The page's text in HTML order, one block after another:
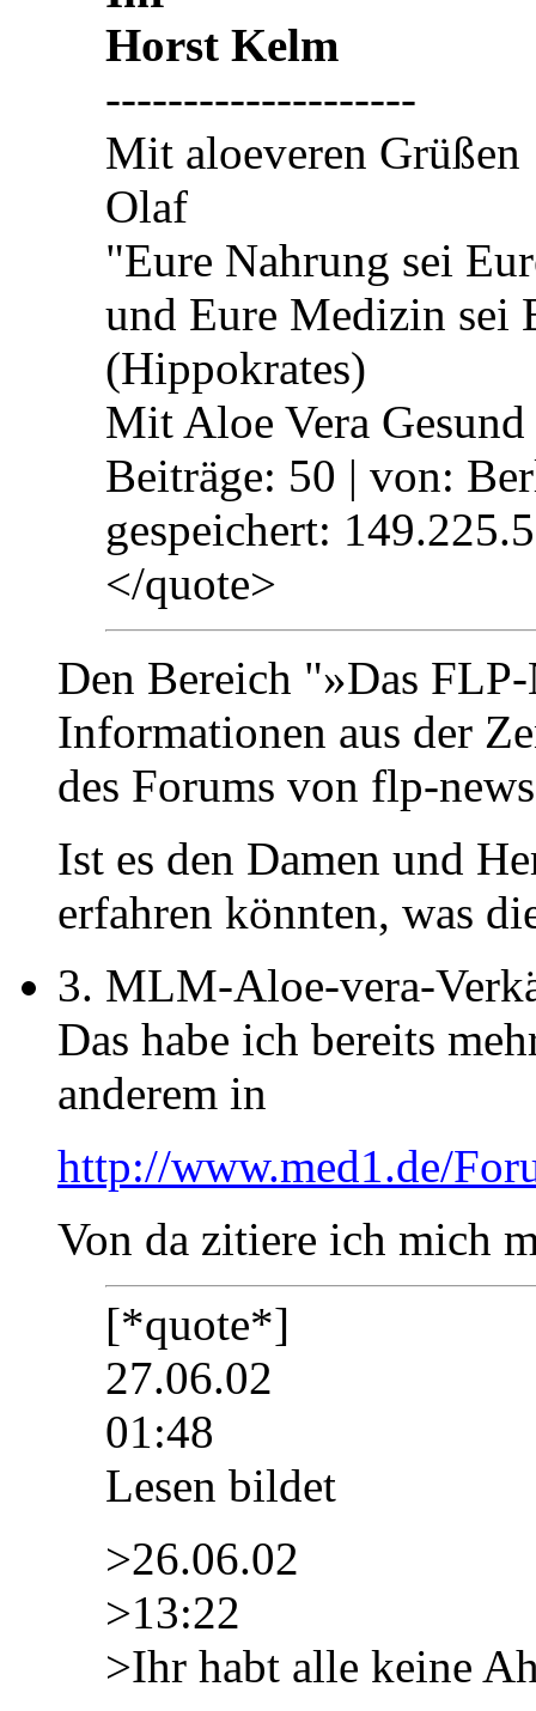
Horst Kelm
--------------------
Mit aloeveren Grüßen
Olaf
"Eure Nahrung sei
und Eure Medizin sei
(Hippokrates)
Mit Aloe Vera
Beiträge: 50 | von:
gespeichert:
</quote>
Den Bereich "»Das
Informationen aus der
des Forums von flp-
Ist es den Damen und
erfahren könnten, was
3. MLM-Aloe-vera-
Das habe ich bereits
anderem in
http://www.med1.de/
Von da zitiere ich mich
[*quote*]
27.06.02
01:48
Lesen bildet
>26.06.02
>13:22
>Ihr habt alle keine